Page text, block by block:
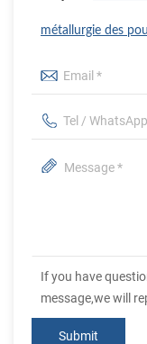
métallurgie des
If you have
message,we will